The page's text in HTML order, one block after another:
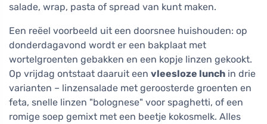
salade, wrap, pasta of spread van kunt maken.
Een reëel voorbeeld uit een doorsnee huishouden: op
donderdagavond wordt er een bakplaat met
wortelgroenten gebakken en een kopje linzen gekookt.
Op vrijdag ontstaat daaruit een vleesloze lunch in drie
varianten – linzensalade met geroosterde groenten en
feta, snelle linzen "bolognese" voor spaghetti, of een
romige soep gemixt met een beetje kokosmelk. Alles